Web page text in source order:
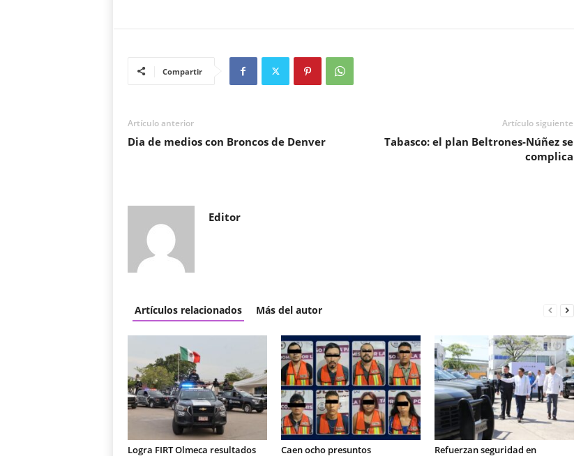
Compartir
Artículo anterior
Dia de medios con Broncos de Denver
Artículo siguiente
Tabasco: el plan Beltrones-Núñez se
complica
Editor
Artículos relacionados Más del autor
Logra FIRT Olmeca resultados
Caen ocho presuntos
Refuerzan seguridad en